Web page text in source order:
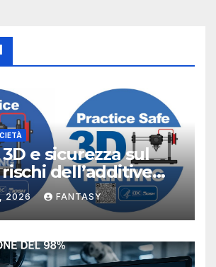
e sicurezza sul
dell’additive
secondo
2026 FANTASY